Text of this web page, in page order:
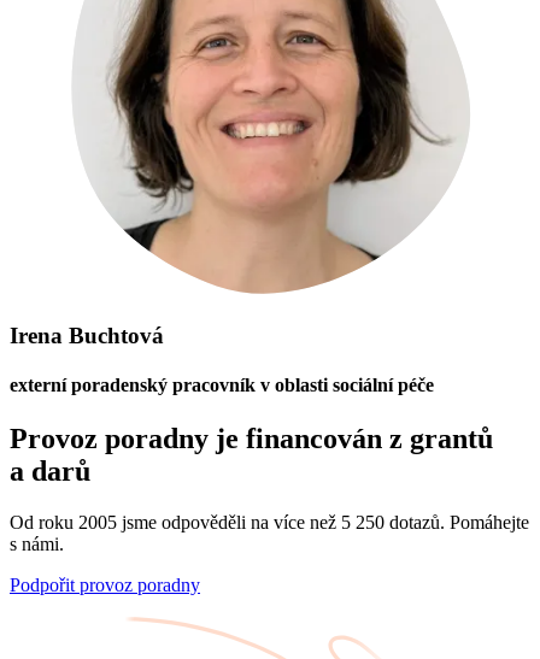
Irena Buchtová
externí poradenský pracovník v oblasti sociální péče
Provoz poradny je financován z grantů
a darů
Od roku 2005 jsme odpověděli na více než 5 250 dotazů. Pomáhejte
s námi.
Podpořit provoz poradny